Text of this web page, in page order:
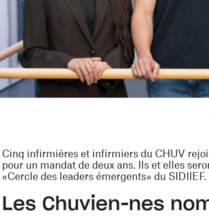
Cinq infirmières et infirmiers du CHUV
pour un mandat de deux ans. Ils et elles
«Cercle des leaders émergents» du SIDIIEF.
Les Chuvien-nes